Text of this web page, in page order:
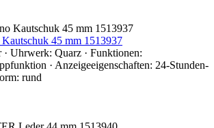
45 mm 1513937
· Uhrwerk: Quarz · Funktionen:
· Anzeigeeigenschaften: 24-Stunden-
rund